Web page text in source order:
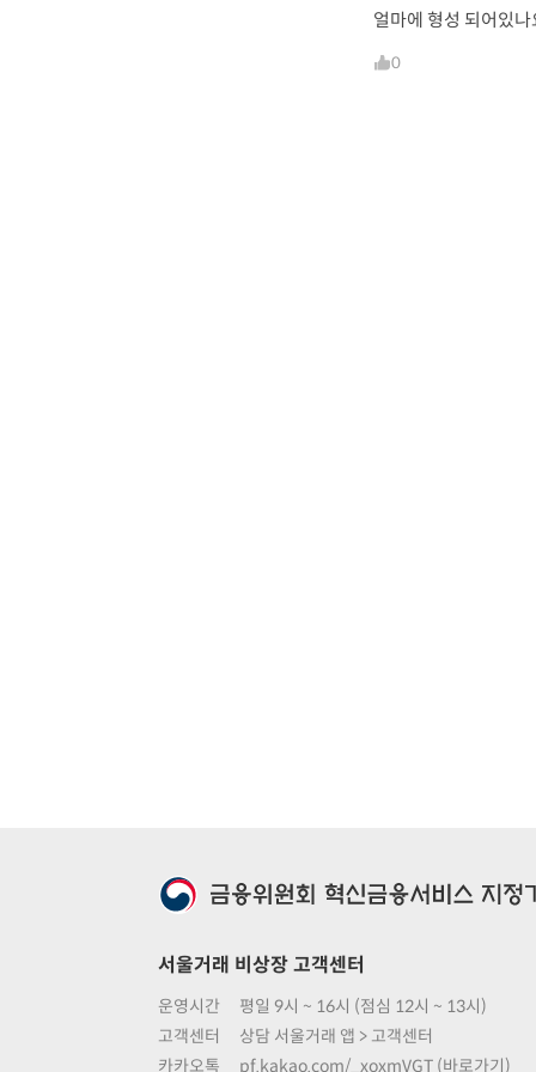
얼마에 형성 되어있나
0
서울거래 비상장 고객센터
운영시간
평일 9시 ~ 16시 (점심 12시 ~ 13시)
고객센터
상담 서울거래 앱 > 고객센터
카카오톡
pf.kakao.com/_xoxmVGT (바로가기)